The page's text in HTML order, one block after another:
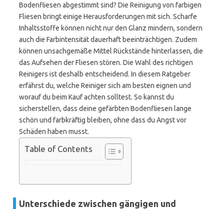
Bodenfliesen abgestimmt sind? Die Reinigung von farbigen
Fliesen bringt einige Herausforderungen mit sich. Scharfe
Inhaltsstoffe können nicht nur den Glanz mindern, sondern
auch die Farbintensität dauerhaft beeinträchtigen. Zudem
können unsachgemäße Mittel Rückstände hinterlassen, die
das Aufsehen der Fliesen stören. Die Wahl des richtigen
Reinigers ist deshalb entscheidend. In diesem Ratgeber
erfährst du, welche Reiniger sich am besten eignen und
worauf du beim Kauf achten solltest. So kannst du
sicherstellen, dass deine gefärbten Bodenfliesen lange
schön und farbkräftig bleiben, ohne dass du Angst vor
Schäden haben musst.
Table of Contents
Unterschiede zwischen gängigen und